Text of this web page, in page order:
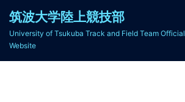
筑波大学陸上競技部
University of Tsukuba Track and Field Team Official
Website